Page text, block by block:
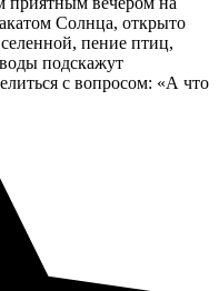
Солнца, открыто
пение птиц,
подскажут
с вопросом: «А что